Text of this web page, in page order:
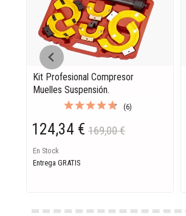
Kit Profesional Compresor
Muelles Suspensión.
(6)
124,34 € 169,00 €
En Stock
Entrega GRATIS